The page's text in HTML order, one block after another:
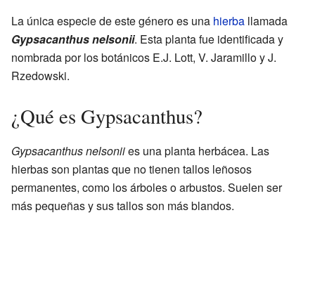
La única especie de este género es una hierba llamada
Gypsacanthus nelsonii. Esta planta fue identificada y
nombrada por los botánicos E.J. Lott, V. Jaramillo y J.
Rzedowski.
¿Qué es Gypsacanthus?
Gypsacanthus nelsoniies una planta herbácea. Las
hierbas son plantas que no tienen tallos leñosos
permanentes, como los árboles o arbustos. Suelen ser
más pequeñas y sus tallos son más blandos.